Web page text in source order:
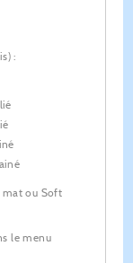
:
mat ou Soft
le menu